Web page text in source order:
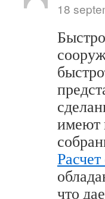
18
имеют
что